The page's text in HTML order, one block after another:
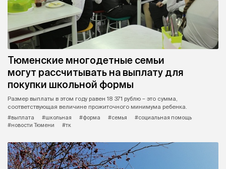
Тюменские многодетные семьи
могут рассчитывать на выплату для
покупки школьной формы
Размер выплаты в этом году равен 18 371 рублю – это сумма,
соответствующая величине прожиточного минимума ребенка.
#выплата
#школьная #форма #семья
#социальная помощь
#новости Тюмени
#тк